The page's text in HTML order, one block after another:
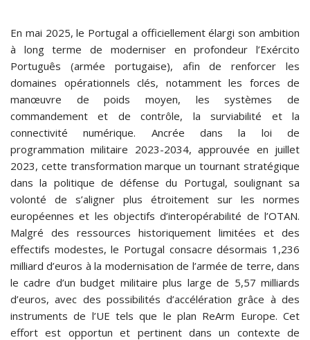
En mai 2025, le Portugal a officiellement élargi son ambition
à long terme de moderniser en profondeur l’Exército
Português (armée portugaise), afin de renforcer les
domaines opérationnels clés, notamment les forces de
manœuvre de poids moyen, les systèmes de
commandement et de contrôle, la surviabilité et la
connectivité numérique. Ancrée dans la loi de
programmation militaire 2023-2034, approuvée en juillet
2023, cette transformation marque un tournant stratégique
dans la politique de défense du Portugal, soulignant sa
volonté de s’aligner plus étroitement sur les normes
européennes et les objectifs d’interopérabilité de l’OTAN.
Malgré des ressources historiquement limitées et des
effectifs modestes, le Portugal consacre désormais 1,236
milliard d’euros à la modernisation de l’armée de terre, dans
le cadre d’un budget militaire plus large de 5,57 milliards
d’euros, avec des possibilités d’accélération grâce à des
instruments de l’UE tels que le plan ReArm Europe. Cet
effort est opportun et pertinent dans un contexte de